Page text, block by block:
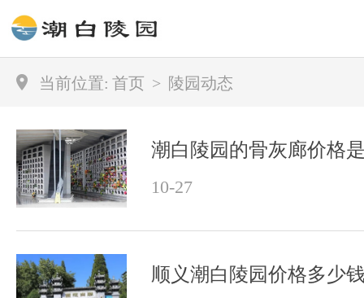
当前位置: 首页 > 陵园动态
潮白陵园的骨灰廊价格
10-27
顺义潮白陵园价格多少